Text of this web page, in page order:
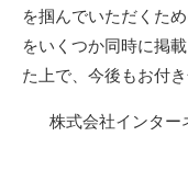
を掴んでいただくた
をいくつか同時に掲
た上で、今後もお付
株式会社インター